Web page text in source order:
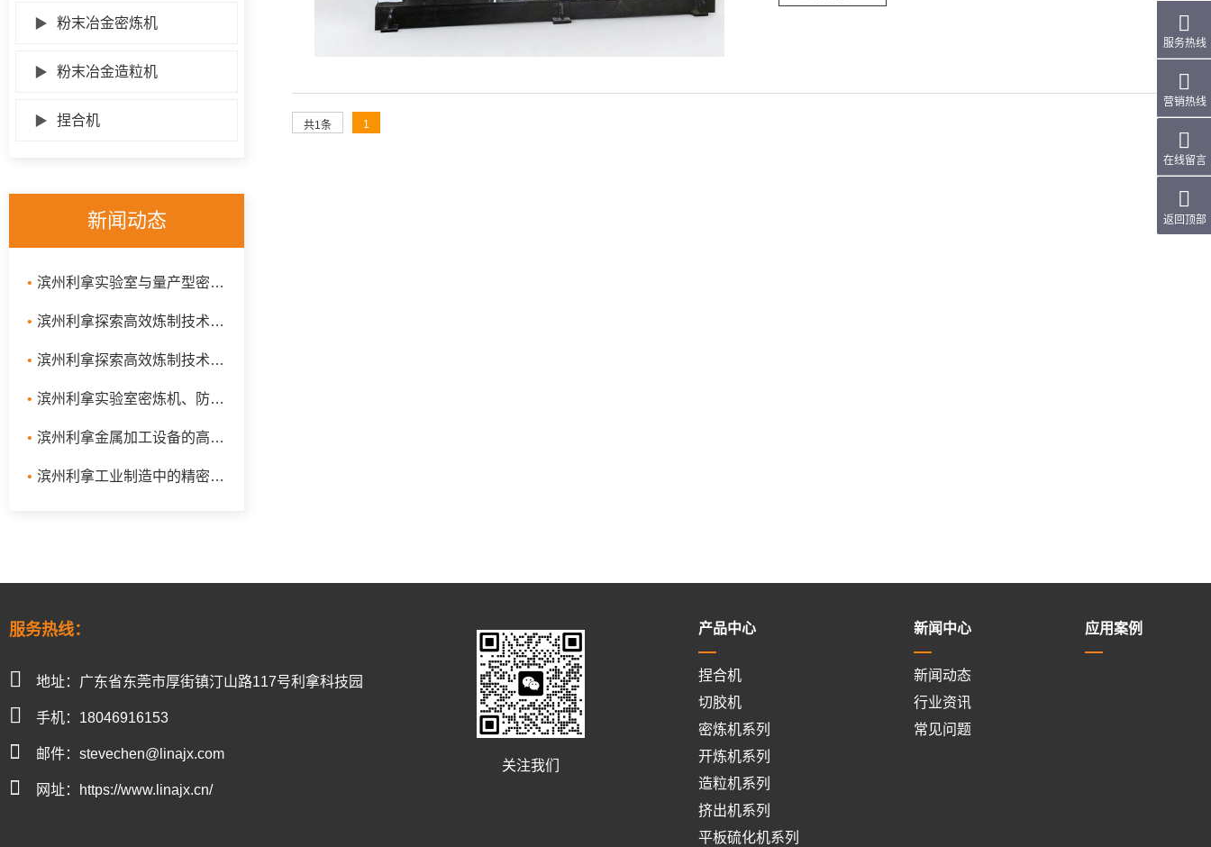
▶ 粉末冶金密炼机
▶ 粉末冶金造粒机
▶ 捏合机
新闻动态
• 滨州利拿实验室与量产型密炼机：揭秘高效能的炼制秘密
• 滨州利拿探索高效炼制技术：捏炼机、汽车制品密炼机与抽真空密炼机
• 滨州利拿探索高效炼制技术：捏炼机、实验室密炼机与液压翻转式密炼机的工作原理及应用
• 滨州利拿实验室密炼机、防爆型密炼机、开合式密炼机
• 滨州利拿金属加工设备的高效能：捏炼机、混炼机与金属密炼机的革新应用
• 滨州利拿工业制造中的精密设备：炼胶机、鞋材密炼机与液压翻转式密炼机的高效应用
共1条 1
服务热线：
地址：广东省东莞市厚街镇汀山路117号利拿科技园
手机：18046916153
邮件：stevechen@linajx.com
网址：https://www.linajx.cn/
关注我们
产品中心
捏合机
切胶机
密炼机系列
开炼机系列
造粒机系列
挤出机系列
平板硫化机系列
新闻中心
新闻动态
行业资讯
常见问题
应用案例